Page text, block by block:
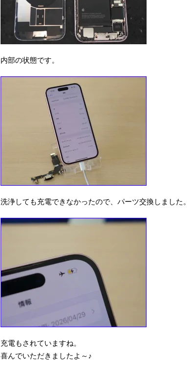
内部の状態です。
洗浄しても充電できなかったので、パーツ交換しました。
充電もされていますね。
喜んでいただきましたよ～♪